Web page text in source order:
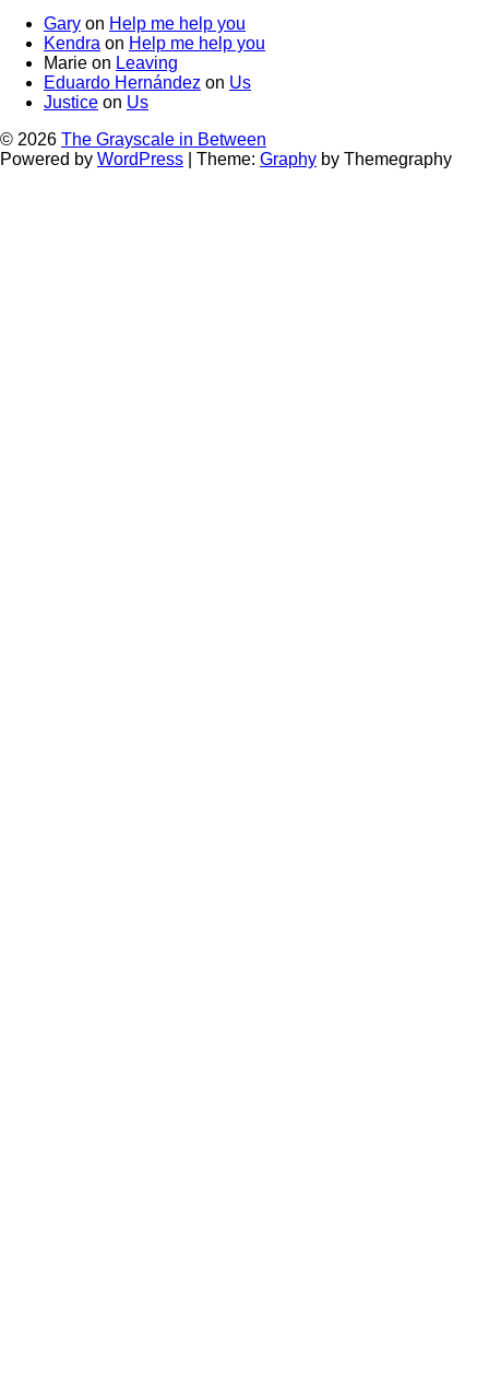
Gary on Help me help you
Kendra on Help me help you
Marie on Leaving
Eduardo Hernández on Us
Justice on Us
© 2026 The Grayscale in Between
Powered by WordPress Theme: Graphy by Themegraphy